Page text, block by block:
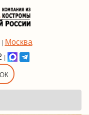
| Москва
|